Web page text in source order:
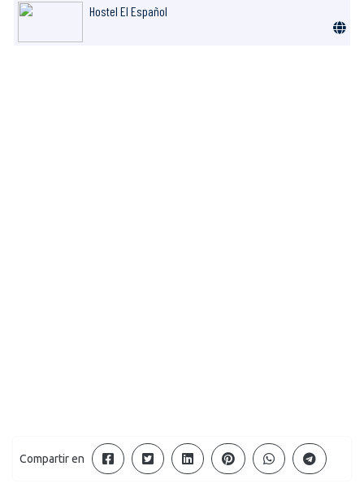
Hostel El Español
Compartir en